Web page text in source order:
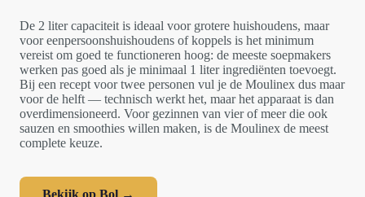
De 2 liter capaciteit is ideaal voor grotere huishoudens, maar
voor eenpersoonshuishoudens of koppels is het minimum
vereist om goed te functioneren hoog: de meeste soepmakers
werken pas goed als je minimaal 1 liter ingrediënten toevoegt.
Bij een recept voor twee personen vul je de Moulinex dus maar
voor de helft — technisch werkt het, maar het apparaat is dan
overdimensioneerd. Voor gezinnen van vier of meer die ook
sauzen en smoothies willen maken, is de Moulinex de meest
complete keuze.